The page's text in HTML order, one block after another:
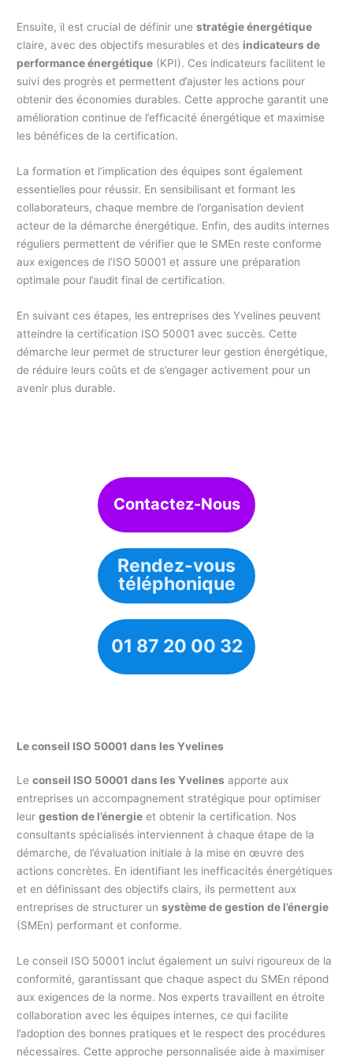
Ensuite, il est crucial de définir unestratégie énergétique
claire, avec des objectifs mesurables et des indicateurs de
performance énergétique (KPI). Ces indicateurs facilitent le
suivi des progrès et permettent d’ajuster les actions pour
obtenir des économies durables. Cette approche garantit une
amélioration continue de l’efficacité énergétique et maximise
les bénéfices de la certification.
La formation et l’implication des équipes sont également
essentielles pour réussir. En sensibilisant et formant les
collaborateurs, chaque membre de l’organisation devient
acteur de la démarche énergétique. Enfin, des audits internes
réguliers permettent de vérifier que le SMEn reste conforme
aux exigences de l’ISO 50001 et assure une préparation
optimale pour l’audit final de certification.
En suivant ces étapes, les entreprises des Yvelines peuvent
atteindre la certification ISO 50001 avec succès. Cette
démarche leur permet de structurer leur gestion énergétique,
de réduire leurs coûts et de s’engager activement pour un
avenir plus durable.
Contactez-Nous
Rendez-vous
téléphonique
01 87 20 00 32
Le conseil ISO 50001 dans les Yvelines
Leconseil ISO 50001 dans les Yvelines apporte aux
entreprises un accompagnement stratégique pour optimiser
leurgestion de l’énergie et obtenir la certification. Nos
consultants spécialisés interviennent à chaque étape de la
démarche, de l’évaluation initiale à la mise en œuvre des
actions concrètes. En identifiant les inefficacités énergétiques
et en définissant des objectifs clairs, ils permettent aux
entreprises de structurer unsystème de gestion de l’énergie
(SMEn) performant et conforme.
Le conseil ISO 50001 inclut également un suivi rigoureux de la
conformité, garantissant que chaque aspect du SMEn répond
aux exigences de la norme. Nos experts travaillent en étroite
collaboration avec les équipes internes, ce qui facilite
l’adoption des bonnes pratiques et le respect des procédures
nécessaires. Cette approche personnalisée aide à maximiser